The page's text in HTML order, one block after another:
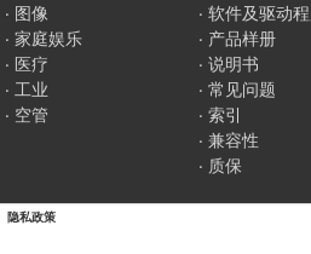
图像
家庭娱乐
医疗
工业
空管
软件及驱动
产品样册
说明书
常见问题
索引
兼容性
质保
隐私政策